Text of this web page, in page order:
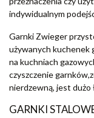
indywidualnym
Garnki Zwieger
używanych kuchenek
na kuchniach
czyszczenie
nierdzewną, jest dużo
GARNKI